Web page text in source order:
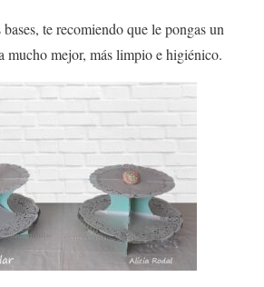
te recomiendo que le pongas un
mucho mejor, más limpio e higiénico.